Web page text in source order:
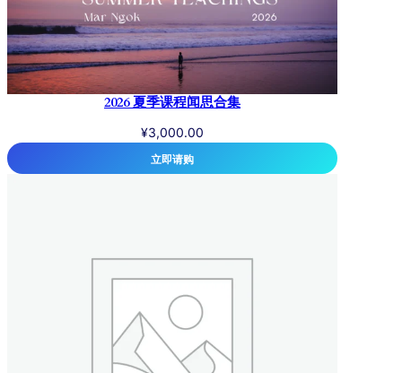
2026 夏季课程闻思合集
¥3,000.00
立即请购